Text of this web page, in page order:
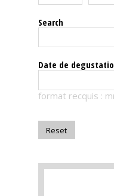
Tasting
reviews
The
magazine
Magazine
Search
Date de
format recquis :